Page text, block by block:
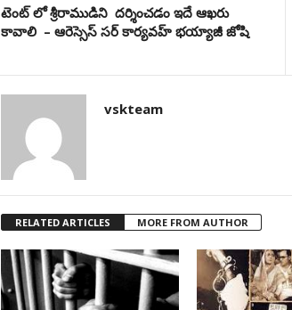
టెంట్ లో శ్రీరాముడిని దర్శించడం ఇదే ఆఖరు
కావాలి – ఆరెస్సెస్ సర్ కార్యవహ్ భయ్యాజీ జోషి
vskteam
RELATED ARTICLES MORE FROM AUTHOR